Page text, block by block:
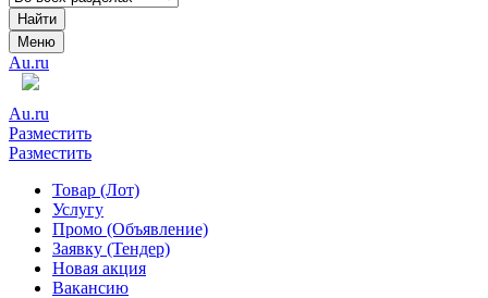
Найти
Меню
Au.ru
Au.ru
Разместить
Разместить
Товар (Лот)
Услугу
Промо (Объявление)
Заявку (Тендер)
Новая акция
Вакансию